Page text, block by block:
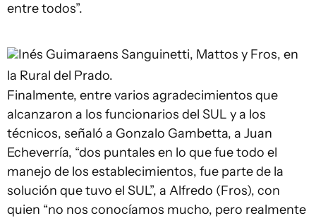
entre todos”.
Inés Guimaraens Sanguinetti, Mattos y Fros, en
la Rural del Prado.
Finalmente, entre varios agradecimientos que
alcanzaron a los funcionarios del SUL y a los
técnicos, señaló a Gonzalo Gambetta, a Juan
Echeverría, “dos puntales en lo que fue todo el
manejo de los establecimientos, fue parte de la
solución que tuvo el SUL”, a Alfredo (Fros), con
quien “no nos conocíamos mucho, pero realmente